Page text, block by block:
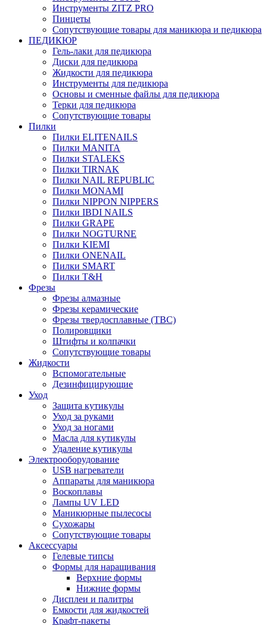
Инструменты ZITZ PRO
Пинцеты
Сопутствующие товары для маникюра и педикюра
ПЕДИКЮР
Гель-лаки для педикюра
Диски для педикюра
Жидкости для педикюра
Инструменты для педикюра
Основы и сменные файлы для педикюра
Терки для педикюра
Сопутствующие товары
Пилки
Пилки ELITENAILS
Пилки MANITA
Пилки STALEKS
Пилки TIRNAK
Пилки NAIL REPUBLIC
Пилки MONAMI
Пилки NIPPON NIPPERS
Пилки IBDI NAILS
Пилки GRAPE
Пилки NOGTURNE
Пилки KIEMI
Пилки ONENAIL
Пилки SMART
Пилки T&H
Фрезы
Фрезы алмазные
Фрезы керамические
Фрезы твердосплавные (ТВС)
Полировщики
Штифты и колпачки
Сопутствующие товары
Жидкости
Вспомогательные
Дезинфицирующие
Уход
Защита кутикулы
Уход за руками
Уход за ногами
Масла для кутикулы
Удаление кутикулы
Электрооборудование
USB нагреватели
Аппараты для маникюра
Воскоплавы
Лампы UV LED
Маникюрные пылесосы
Сухожары
Сопутствующие товары
Аксессуары
Гелевые типсы
Формы для наращивания
Верхние формы
Нижние формы
Дисплеи и палитры
Емкости для жидкостей
Крафт-пакеты